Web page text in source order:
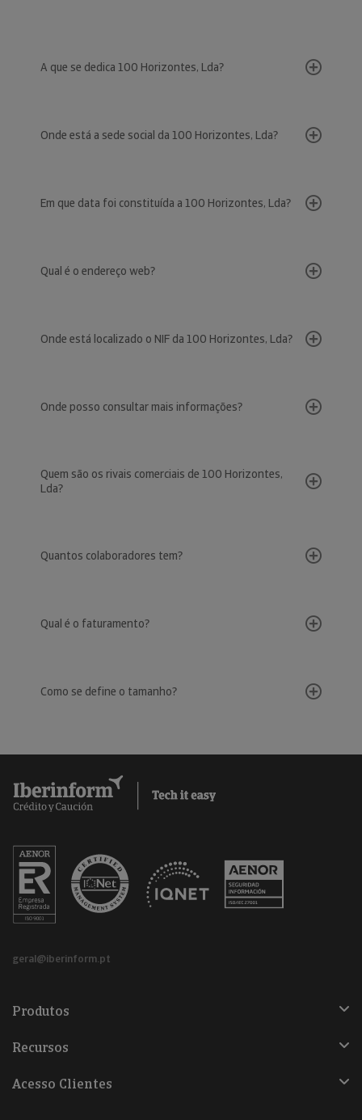
A que se dedica 100 Horizontes, Lda?
Onde está a sede social da 100 Horizontes, Lda?
Em que data foi constituída a 100 Horizontes, Lda?
Qual é o endereço web?
Onde está localizado o NIF da 100 Horizontes, Lda?
Onde posso consultar mais informações?
Quem são os rivais comerciais de 100 Horizontes,
Lda?
Quantos colaboradores tem?
Qual é o faturamento?
Como se define o tamanho?
geral@iberinform.pt
Produtos
Recursos
Acesso Clientes